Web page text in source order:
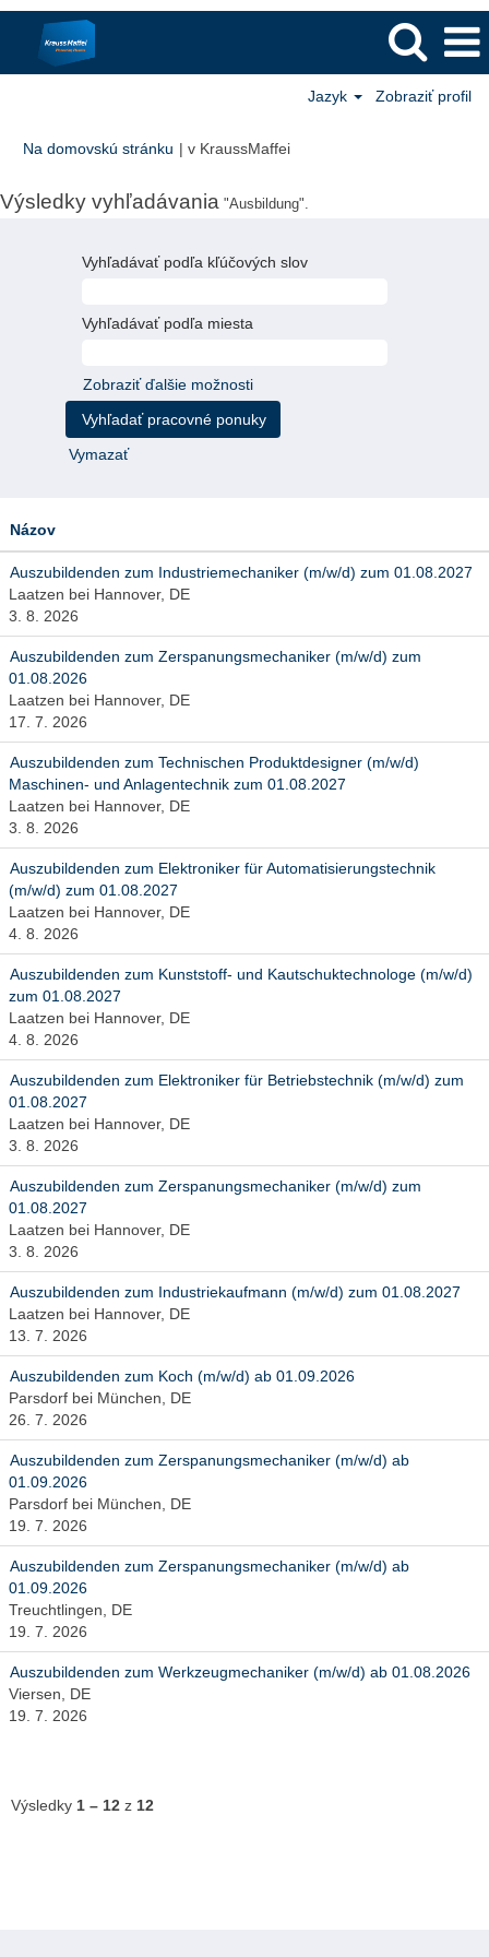
Jazyk Zobraziť profil
Na domovskú stránku | v KraussMaffei(aktuálna
Výsledky vyhľadávania "Ausbildung".
Vyhľadávať podľa kľúčových slov
Vyhľadávať podľa miesta
Zobraziť ďalšie možnosti
Vymazať
Názov
Auszubildenden zum Industriemechaniker (m/w/d) zum 01.08.2027
Laatzen bei Hannover, DE
3. 8. 2026
Auszubildenden zum Zerspanungsmechaniker (m/w/d) zum
01.08.2026
Laatzen bei Hannover, DE
17. 7. 2026
Auszubildenden zum Technischen Produktdesigner (m/w/d)
Maschinen- und Anlagentechnik zum 01.08.2027
Laatzen bei Hannover, DE
3. 8. 2026
Auszubildenden zum Elektroniker für Automatisierungstechnik
(m/w/d) zum 01.08.2027
Laatzen bei Hannover, DE
4. 8. 2026
Auszubildenden zum Kunststoff- und Kautschuktechnologe (m/w/d)
zum 01.08.2027
Laatzen bei Hannover, DE
4. 8. 2026
Auszubildenden zum Elektroniker für Betriebstechnik (m/w/d) zum
01.08.2027
Laatzen bei Hannover, DE
3. 8. 2026
Auszubildenden zum Zerspanungsmechaniker (m/w/d) zum
01.08.2027
Laatzen bei Hannover, DE
3. 8. 2026
Auszubildenden zum Industriekaufmann (m/w/d) zum 01.08.2027
Laatzen bei Hannover, DE
13. 7. 2026
Auszubildenden zum Koch (m/w/d) ab 01.09.2026
Parsdorf bei München, DE
26. 7. 2026
Auszubildenden zum Zerspanungsmechaniker (m/w/d) ab
01.09.2026
Parsdorf bei München, DE
19. 7. 2026
Auszubildenden zum Zerspanungsmechaniker (m/w/d) ab
01.09.2026
Treuchtlingen, DE
19. 7. 2026
Auszubildenden zum Werkzeugmechaniker (m/w/d) ab 01.08.2026
Viersen, DE
19. 7. 2026
Výsledky 1 – 12 z 12